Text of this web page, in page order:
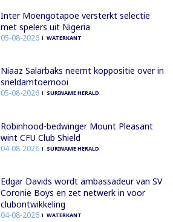
Inter Moengotapoe versterkt selectie
met spelers uit Nigeria
05-08-2026 WATERKANT
Niaaz Salarbaks neemt koppositie over in
sneldamtoernooi
05-08-2026 SURINAME HERALD
Robinhood-bedwinger Mount Pleasant
wint CFU Club Shield
04-08-2026 SURINAME HERALD
Edgar Davids wordt ambassadeur van SV
Coronie Boys en zet netwerk in voor
clubontwikkeling
04-08-2026 WATERKANT